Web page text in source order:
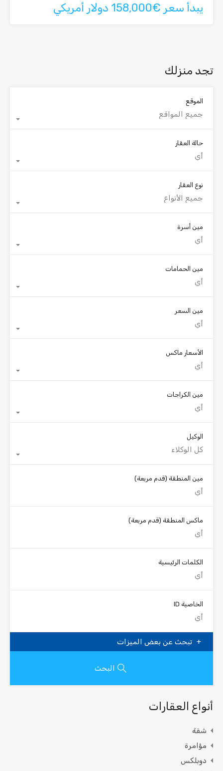
يبدأ سعر €158,000 دولار أمريكي
تجد منزلك
الموقع
جميع المواقع
حالة العقار
أي
نوع العقار
جميع الأنواع
مين أسرة
أي
مين الحمامات
أي
مين السعر
أي
الأسعار ماكس
أي
مين الكراجات
أي
الوكيل
كل الوكلاء
مين المنطقة (قدم مربعة)
ماكس المنطقة (قدم مربعة)
الكلمات الرئيسية
الخاصية ID
تبحث عن بعض الميزات
البحث
أنواع العقارات
شقة
مؤامرة
دوبلكس